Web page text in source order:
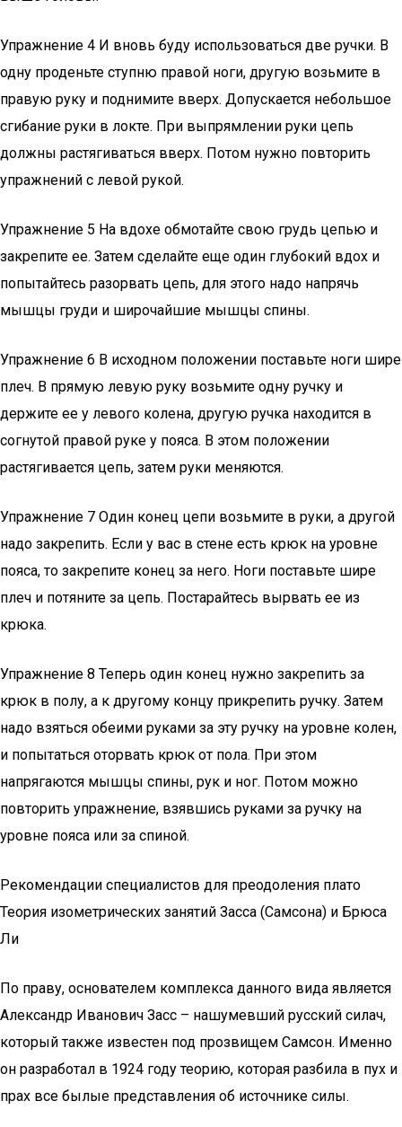
Упражнение 4 И вновь буду использоваться две ручки. В
одну проденьте ступню правой ноги, другую возьмите в
правую руку и поднимите вверх. Допускается небольшое
сгибание руки в локте. При выпрямлении руки цепь
должны растягиваться вверх. Потом нужно повторить
упражнений с левой рукой.
Упражнение 5 На вдохе обмотайте свою грудь цепью и
закрепите ее. Затем сделайте еще один глубокий вдох и
попытайтесь разорвать цепь, для этого надо напрячь
мышцы груди и широчайшие мышцы спины.
Упражнение 6 В исходном положении поставьте ноги шире
плеч. В прямую левую руку возьмите одну ручку и
держите ее у левого колена, другую ручка находится в
согнутой правой руке у пояса. В этом положении
растягивается цепь, затем руки меняются.
Упражнение 7 Один конец цепи возьмите в руки, а другой
надо закрепить. Если у вас в стене есть крюк на уровне
пояса, то закрепите конец за него. Ноги поставьте шире
плеч и потяните за цепь. Постарайтесь вырвать ее из
крюка.
Упражнение 8 Теперь один конец нужно закрепить за
крюк в полу, а к другому концу прикрепить ручку. Затем
надо взяться обеими руками за эту ручку на уровне колен,
и попытаться оторвать крюк от пола. При этом
напрягаются мышцы спины, рук и ног. Потом можно
повторить упражнение, взявшись руками за ручку на
уровне пояса или за спиной.
Рекомендации специалистов для преодоления плато
Теория изометрических занятий Засса (Самсона) и Брюса
Ли
По праву, основателем комплекса данного вида является
Александр Иванович Засс – нашумевший русский силач,
который также известен под прозвищем Самсон. Именно
он разработал в 1924 году теорию, которая разбила в пух и
прах все былые представления об источнике силы.